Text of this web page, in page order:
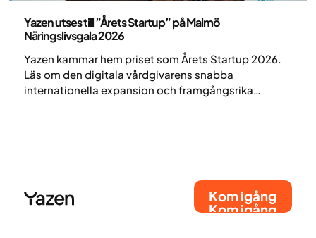
Yazen utses till ”Årets Startup” på Malmö
Näringslivsgala 2026
Yazen kammar hem priset som Årets Startup 2026.
Läs om den digitala vårdgivarens snabba
internationella expansion och framgångsrika
Kom igång
Kom igång